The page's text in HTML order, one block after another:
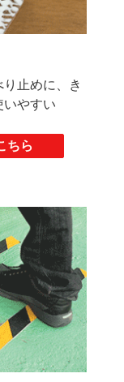
止めに、き
いやすい
ちら